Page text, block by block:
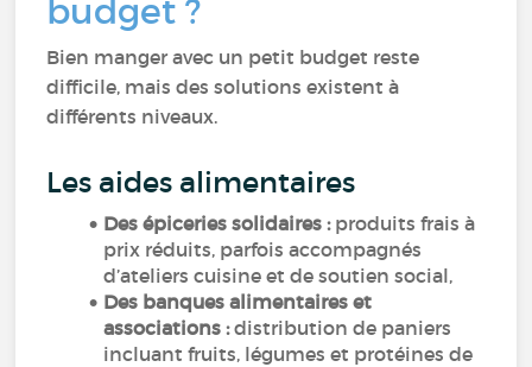
budget ?
Bien manger avec un petit budget reste
difficile, mais des solutions existent à
différents niveaux.
Les aides alimentaires
Des épiceries solidaires :produits frais à
prix réduits, parfois accompagnés
d’ateliers cuisine et de soutien social,
Des banques alimentaires et
associations :distribution de paniers
incluant fruits, légumes et protéines de